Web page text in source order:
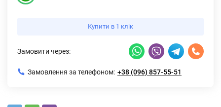
Купити в 1 клік
Замовити через:
Замовлення за телефоном: +38 (096) 857-55-51